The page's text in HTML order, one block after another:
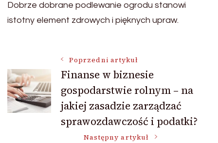
Dobrze dobrane podlewanie ogrodu stanowi
istotny element zdrowych i pięknych upraw.
Nawigacja
wpisu
Poprzedni artykuł
Finanse w biznesie
gospodarstwie rolnym – na
jakiej zasadzie zarządzać
sprawozdawczość i podatki?
Następny artykuł